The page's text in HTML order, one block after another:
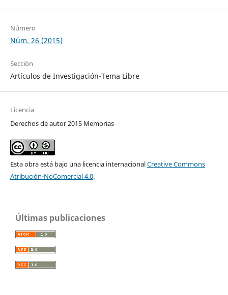
Número
Núm. 26 (2015)
Sección
Artículos de Investigación-Tema Libre
Licencia
Derechos de autor 2015 Memorias
Esta obra está bajo una licencia internacionalCreative Commons
Atribución-NoComercial 4.0.
Últimas publicaciones